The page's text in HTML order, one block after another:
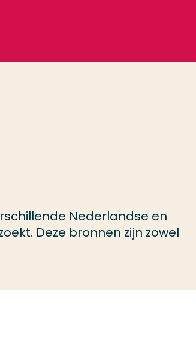
Nederlandse en
Deze bronnen zijn zowel